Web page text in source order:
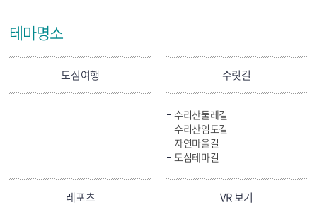
테마명소
도심여행 수릿길
수리산둘레길
수리산임도길
자연마을길
도심테마길
레포츠 VR 보기